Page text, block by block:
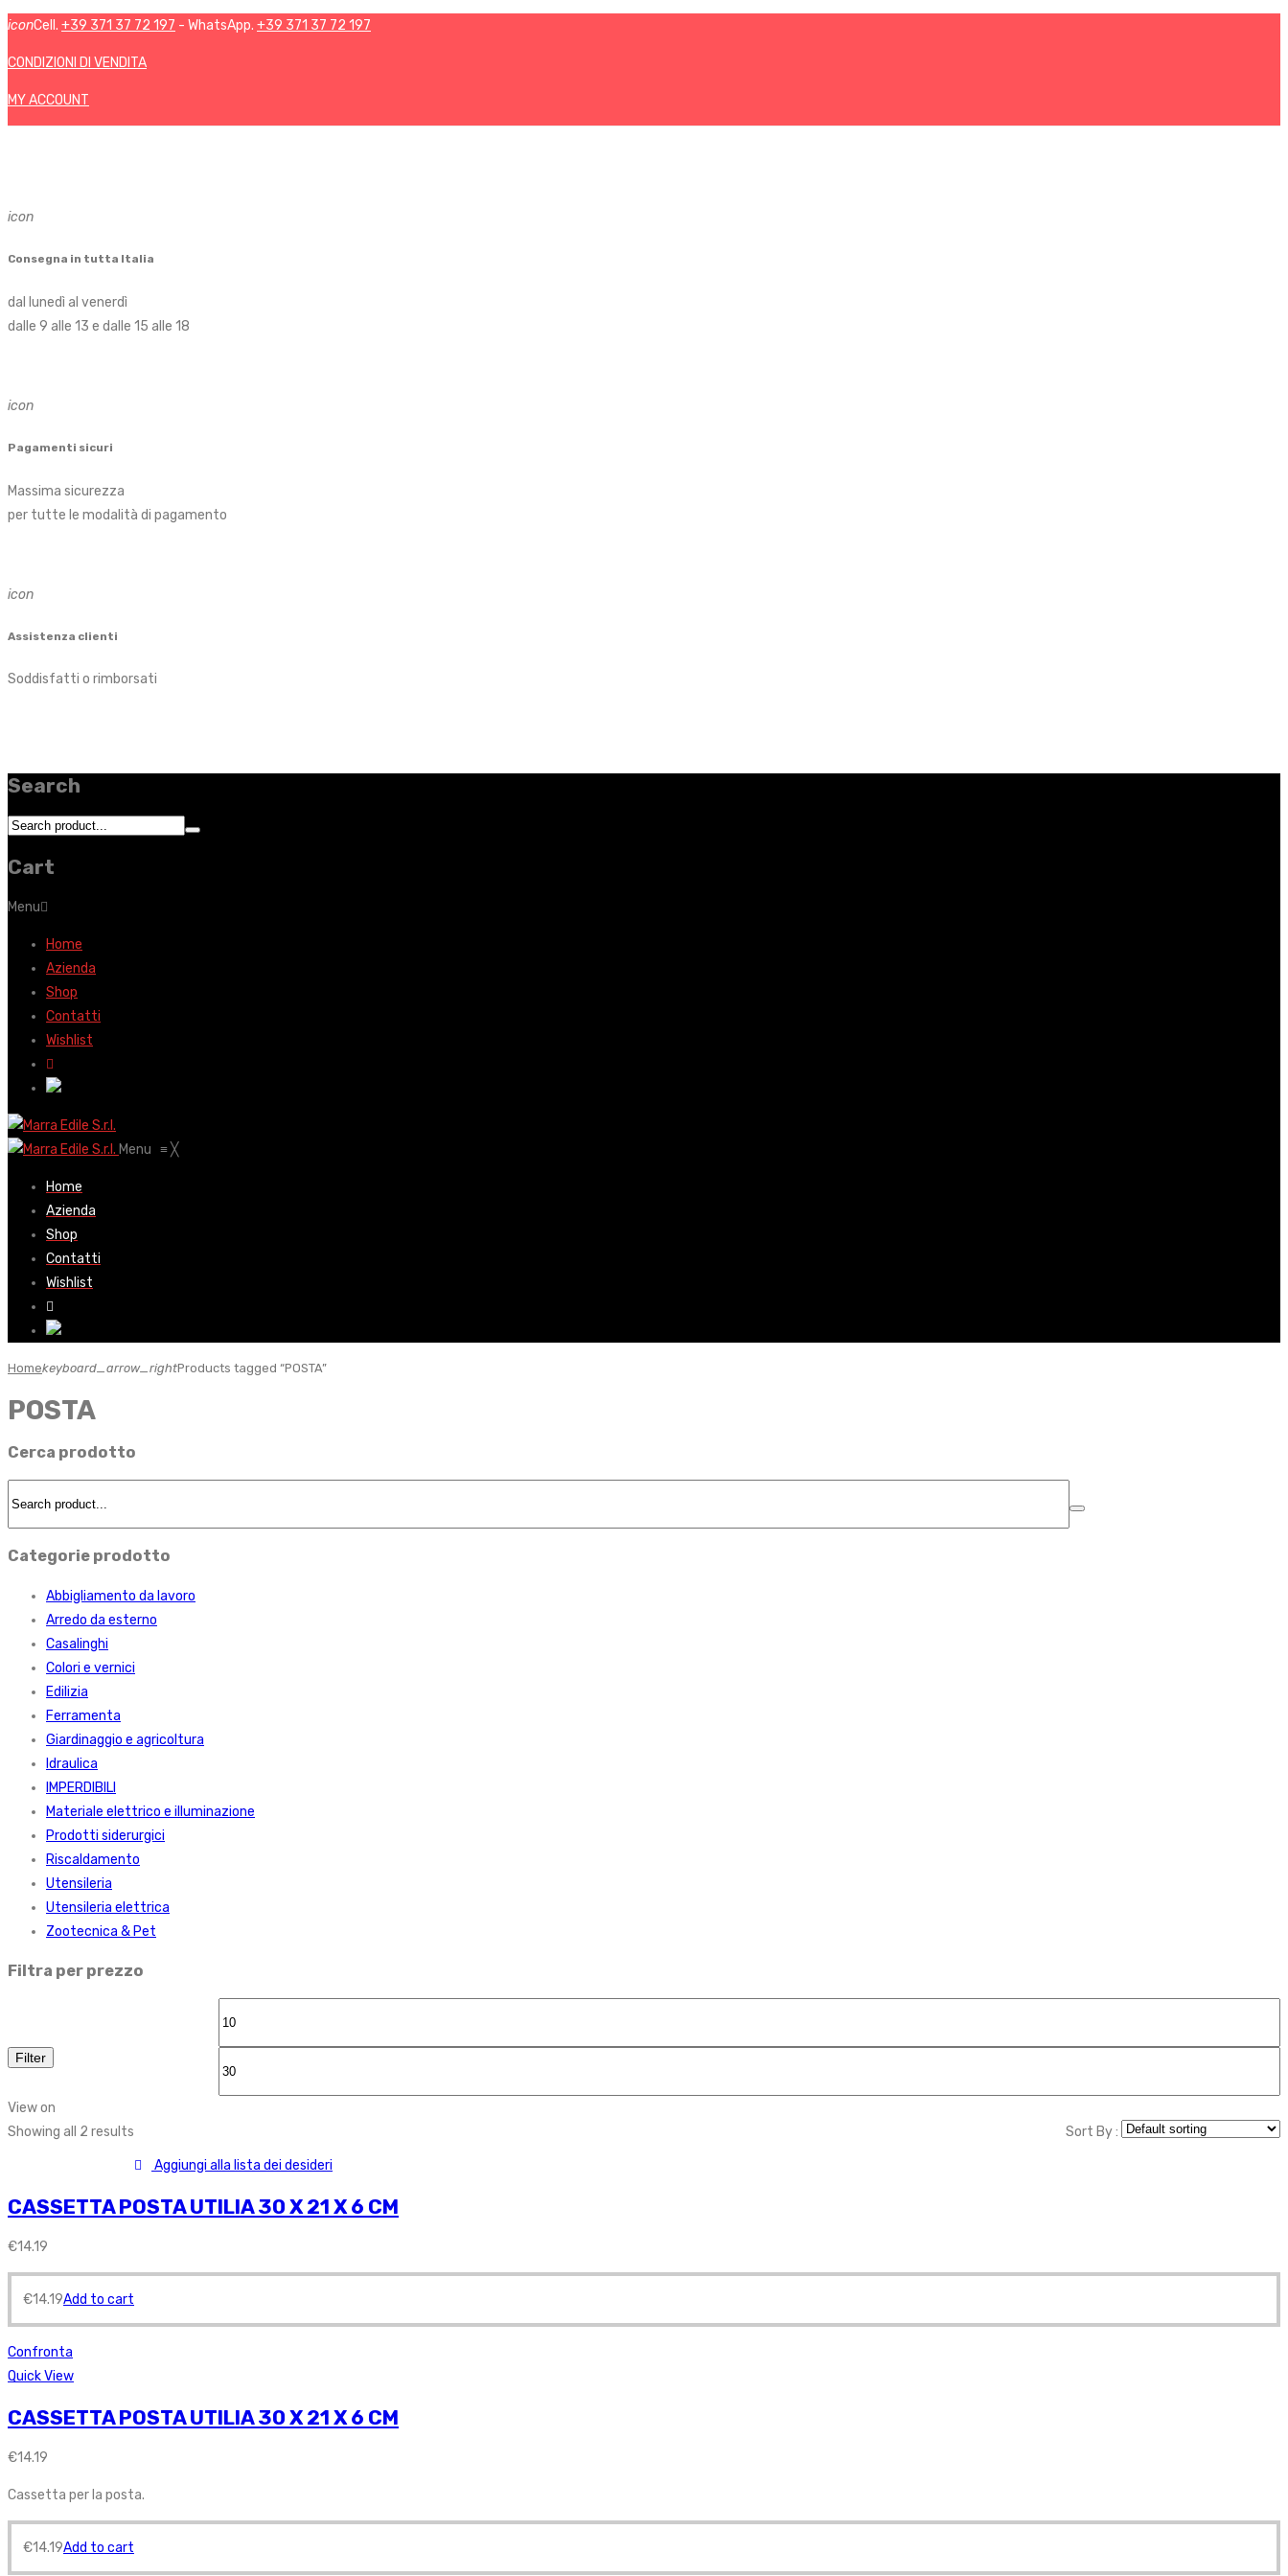
iconCell. +39 371 37 72 197 - WhatsApp. +39 371 37 72 197
CONDIZIONI DI VENDITA
MY ACCOUNT
icon
Consegna in tutta Italia
dal lunedì al venerdì
dalle 9 alle 13 e dalle 15 alle 18
icon
Pagamenti sicuri
Massima sicurezza
per tutte le modalità di pagamento
icon
Assistenza clienti
Soddisfatti o rimborsati
Search
Cart
Menu
Home
Azienda
Shop
Contatti
Wishlist
Menu ≡╳
Home
Azienda
Shop
Contatti
Wishlist
Homekeyboard_arrow_rightProducts tagged “POSTA”
POSTA
Cerca prodotto
Categorie prodotto
Abbigliamento da lavoro
Arredo da esterno
Casalinghi
Colori e vernici
Edilizia
Ferramenta
Giardinaggio e agricoltura
Idraulica
IMPERDIBILI
Materiale elettrico e illuminazione
Prodotti siderurgici
Riscaldamento
Utensileria
Utensileria elettrica
Zootecnica & Pet
Filtra per prezzo
Filter
View on
Showing all 2 results
Sort By :
Aggiungi alla lista dei desideri
CASSETTA POSTA UTILIA 30 X 21 X 6 CM
€14.19
€14.19Add to cart
Confronta
Quick View
CASSETTA POSTA UTILIA 30 X 21 X 6 CM
€14.19
Cassetta per la posta.
€14.19Add to cart